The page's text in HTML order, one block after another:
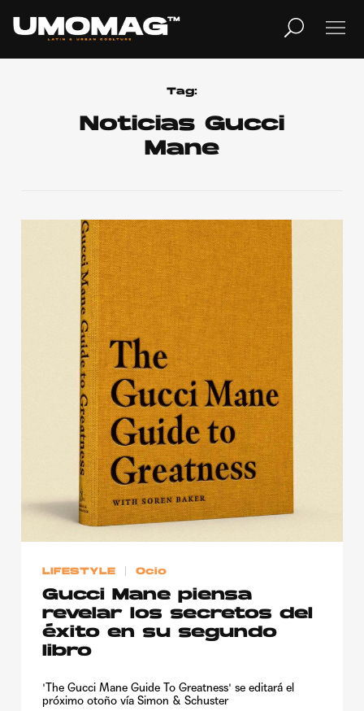
TV
Home
Cover Story
Publicidad
Contacto
Aviso Legal
© 2015-2022 UMOMAG. PROPIEDAD DE UMO agency. TODOS LOS
DERECHOS RESERVADOS.
Tag:
Noticias Gucci
Mane
LIFESTYLE Ocio
Gucci Mane piensa
revelar los secretos del
éxito en su segundo
libro
'The Gucci Mane Guide To Greatness' se editará el
próximo otoño vía Simon & Schuster